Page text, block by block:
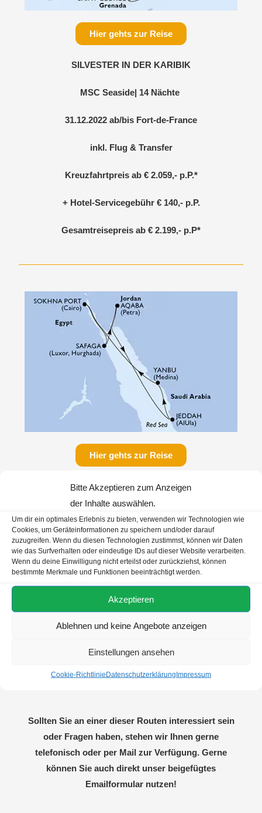
Bitte Akzeptieren zum Anzeigen
der Inhalte auswählen.
Um dir ein optimales Erlebnis zu bieten, verwenden wir Technologien wie
Cookies, um Geräteinformationen zu speichern und/oder darauf
zuzugreifen. Wenn du diesen Technologien zustimmst, können wir Daten
wie das Surfverhalten oder eindeutige IDs auf dieser Website verarbeiten.
Wenn du deine Einwilligung nicht erteilst oder zurückziehst, können
bestimmte Merkmale und Funktionen beeinträchtigt werden.
Akzeptieren
Ablehnen und keine Angebote anzeigen
Einstellungen ansehen
Cookie-RichtlinieDatenschutzerklärungImpressum
Hier gehts zur Reise
SILVESTER IN DER KARIBIK
MSC Seaside| 14 Nächte
31.12.2022 ab/bis Fort-de-France
inkl. Flug & Transfer
Kreuzfahrtpreis ab € 2.059,- p.P.*
+ Hotel-Servicegebühr € 140,- p.P.
Gesamtreisepreis ab € 2.199,- p.P*
Hier gehts zur Reise
WEIHNACHTEN AM ROTEN MEER
18.12.2022 ab/bis Safaga
inkl. Flug & Transfer
Kreuzfahrtpreis ab € 979,- p.P.*
+ Hotel-Servicegebühr € 70,- p.P.
Gesamtreisepreis ab€ 1.049,-
Sollten Sie an einer dieser Routen interessiert sein
oder Fragen haben, stehen wir Ihnen gerne
telefonisch oder per Mail zur Verfügung. Gerne
können Sie auch direkt unser beigefügtes
Emailformular nutzen!